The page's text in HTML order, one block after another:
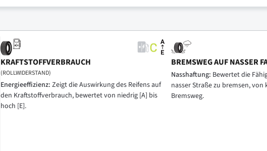
KRAFTSTOFFVERBRAUCH
(ROLLWIDERSTAND)
Energieeffizienz: Zeigt die Auswirkung des Reifens auf
den Kraftstoffverbrauch, bewertet von niedrig [A] bis
hoch [E].
BREMSWEG AUF NASSER
Nasshaftung: Bewertet die
nasser Straße zu bremsen, von
Bremsweg.